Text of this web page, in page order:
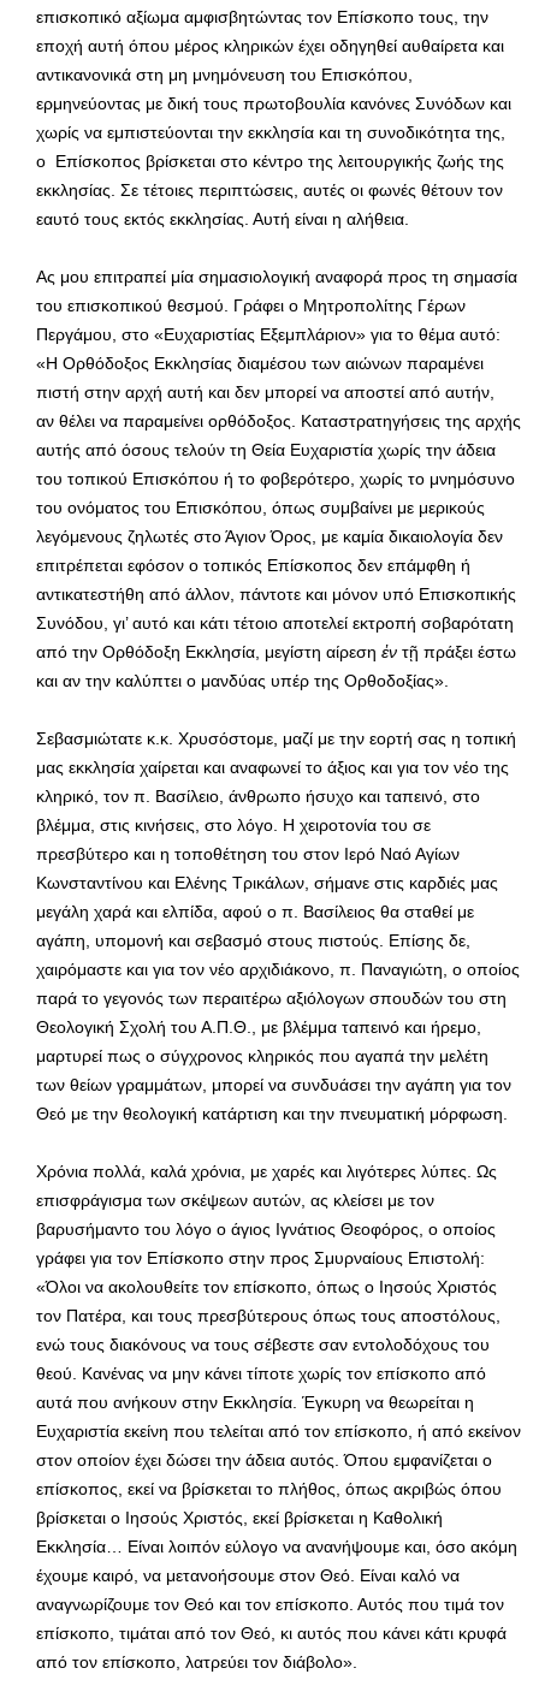
επισκοπικό αξίωμα αμφισβητώντας τον Επίσκοπο τους, την
εποχή αυτή όπου μέρος κληρικών έχει οδηγηθεί αυθαίρετα και
αντικανονικά στη μη μνημόνευση του Επισκόπου,
ερμηνεύοντας με δική τους πρωτοβουλία κανόνες Συνόδων και
χωρίς να εμπιστεύονται την εκκλησία και τη συνοδικότητα της,
ο Επίσκοπος βρίσκεται στο κέντρο της λειτουργικής ζωής της
εκκλησίας. Σε τέτοιες περιπτώσεις, αυτές οι φωνές θέτουν τον
εαυτό τους εκτός εκκλησίας. Αυτή είναι η αλήθεια.
Ας μου επιτραπεί μία σημασιολογική αναφορά προς τη σημασία
του επισκοπικού θεσμού. Γράφει ο Μητροπολίτης Γέρων
Περγάμου, στο «Ευχαριστίας Εξεμπλάριον» για το θέμα αυτό:
«Η Ορθόδοξος Εκκλησίας διαμέσου των αιώνων παραμένει
πιστή στην αρχή αυτή και δεν μπορεί να αποστεί από αυτήν,
αν θέλει να παραμείνει ορθόδοξος. Καταστρατηγήσεις της αρχής
αυτής από όσους τελούν τη Θεία Ευχαριστία χωρίς την άδεια
του τοπικού Επισκόπου ή το φοβερότερο, χωρίς το μνημόσυνο
του ονόματος του Επισκόπου, όπως συμβαίνει με μερικούς
λεγόμενους ζηλωτές στο Άγιον Όρος, με καμία δικαιολογία δεν
επιτρέπεται εφόσον ο τοπικός Επίσκοπος δεν επάμφθη ή
αντικατεστήθη από άλλον, πάντοτε και μόνον υπό Επισκοπικής
Συνόδου, γι’ αυτό και κάτι τέτοιο αποτελεί εκτροπή σοβαρότατη
από την Ορθόδοξη Εκκλησία, μεγίστη αίρεση ἐν τῇ πράξει έστω
και αν την καλύπτει ο μανδύας υπέρ της Ορθοδοξίας».
Σεβασμιώτατε κ.κ. Χρυσόστομε, μαζί με την εορτή σας η τοπική
μας εκκλησία χαίρεται και αναφωνεί το άξιος και για τον νέο της
κληρικό, τον π. Βασίλειο, άνθρωπο ήσυχο και ταπεινό, στο
βλέμμα, στις κινήσεις, στο λόγο. Η χειροτονία του σε
πρεσβύτερο και η τοποθέτηση του στον Ιερό Ναό Αγίων
Κωνσταντίνου και Ελένης Τρικάλων, σήμανε στις καρδιές μας
μεγάλη χαρά και ελπίδα, αφού ο π. Βασίλειος θα σταθεί με
αγάπη, υπομονή και σεβασμό στους πιστούς. Επίσης δε,
χαιρόμαστε και για τον νέο αρχιδιάκονο, π. Παναγιώτη, ο οποίος
παρά το γεγονός των περαιτέρω αξιόλογων σπουδών του στη
Θεολογική Σχολή του Α.Π.Θ., με βλέμμα ταπεινό και ήρεμο,
μαρτυρεί πως ο σύγχρονος κληρικός που αγαπά την μελέτη
των θείων γραμμάτων, μπορεί να συνδυάσει την αγάπη για τον
Θεό με την θεολογική κατάρτιση και την πνευματική μόρφωση.
Χρόνια πολλά, καλά χρόνια, με χαρές και λιγότερες λύπες. Ως
επισφράγισμα των σκέψεων αυτών, ας κλείσει με τον
βαρυσήμαντο του λόγο ο άγιος Ιγνάτιος Θεοφόρος, ο οποίος
γράφει για τον Επίσκοπο στην προς Σμυρναίους Επιστολή:
«Όλοι να ακολουθείτε τον επίσκοπο, όπως ο Ιησούς Χριστός
τον Πατέρα, και τους πρεσβύτερους όπως τους αποστόλους,
ενώ τους διακόνους να τους σέβεστε σαν εντολοδόχους του
θεού. Κανένας να μην κάνει τίποτε χωρίς τον επίσκοπο από
αυτά που ανήκουν στην Εκκλησία. Έγκυρη να θεωρείται η
Ευχαριστία εκείνη που τελείται από τον επίσκοπο, ή από εκείνον
στον οποίον έχει δώσει την άδεια αυτός. Όπου εμφανίζεται ο
επίσκοπος, εκεί να βρίσκεται το πλήθος, όπως ακριβώς όπου
βρίσκεται ο Ιησούς Χριστός, εκεί βρίσκεται η Καθολική
Εκκλησία… Είναι λοιπόν εύλογο να ανανήψουμε και, όσο ακόμη
έχουμε καιρό, να μετανοήσουμε στον Θεό. Είναι καλό να
αναγνωρίζουμε τον Θεό και τον επίσκοπο. Αυτός που τιμά τον
επίσκοπο, τιμάται από τον Θεό, κι αυτός που κάνει κάτι κρυφά
από τον επίσκοπο, λατρεύει τον διάβολο».